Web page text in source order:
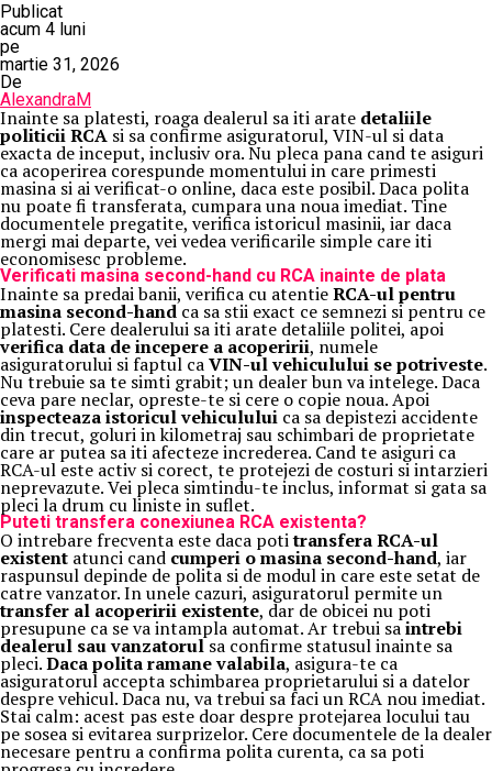
Publicat
acum 4 luni
pe
martie 31, 2026
De
AlexandraM
Inainte sa platesti, roaga dealerul sa iti arate detaliile
politicii RCA si sa confirme asiguratorul, VIN-ul si data
exacta de inceput, inclusiv ora. Nu pleca pana cand te asiguri
ca acoperirea corespunde momentului in care primesti
masina si ai verificat-o online, daca este posibil. Daca polita
nu poate fi transferata, cumpara una noua imediat. Tine
documentele pregatite, verifica istoricul masinii, iar daca
mergi mai departe, vei vedea verificarile simple care iti
economisesc probleme.
Verificati masina second-hand cu RCA inainte de plata
Inainte sa predai banii, verifica cu atentieRCA-ul pentru
masina second-handca sa stii exact ce semnezi si pentru ce
platesti. Cere dealerului sa iti arate detaliile politei, apoi
verifica data de incepere a acoperirii, numele
asiguratorului si faptul caVIN-ul vehiculului se potriveste.
Nu trebuie sa te simti grabit; un dealer bun va intelege. Daca
ceva pare neclar, opreste-te si cere o copie noua. Apoi
inspecteaza istoricul vehiculului ca sa depistezi accidente
din trecut, goluri in kilometraj sau schimbari de proprietate
care ar putea sa iti afecteze increderea. Cand te asiguri ca
RCA-ul este activ si corect, te protejezi de costuri si intarzieri
neprevazute. Vei pleca simtindu-te inclus, informat si gata sa
pleci la drum cu liniste in suflet.
Puteti transfera conexiunea RCA existenta?
O intrebare frecventa este daca potitransfera RCA-ul
existent atunci cand cumperi o masina second-hand, iar
raspunsul depinde de polita si de modul in care este setat de
catre vanzator. In unele cazuri, asiguratorul permite un
transfer al acoperirii existente, dar de obicei nu poti
presupune ca se va intampla automat. Ar trebui saintrebi
dealerul sau vanzatorulsa confirme statusul inainte sa
pleci.Daca polita ramane valabila, asigura-te ca
asiguratorul accepta schimbarea proprietarului si a datelor
despre vehicul. Daca nu, va trebui sa faci un RCA nou imediat.
Stai calm: acest pas este doar despre protejarea locului tau
pe sosea si evitarea surprizelor. Cere documentele de la dealer
necesare pentru a confirma polita curenta, ca sa poti